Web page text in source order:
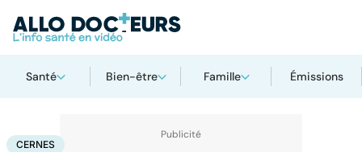
Santé Bien-être Famille Émissions
AccueilSanté
CERNES